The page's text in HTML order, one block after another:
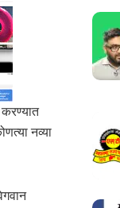
नव्या